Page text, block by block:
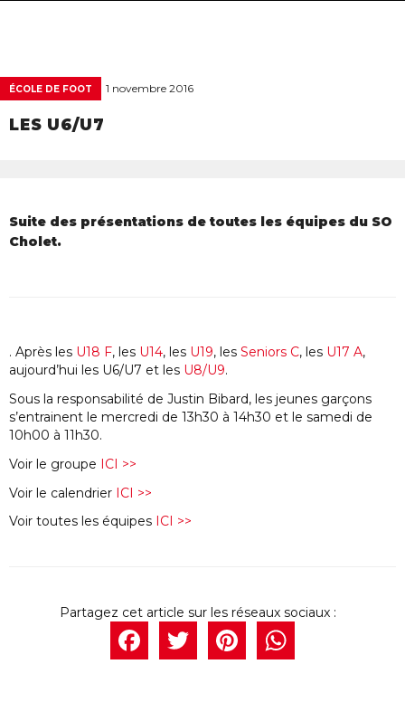
ÉCOLE DE FOOT 1 novembre 2016
LES U6/U7
Suite des présentations de toutes les équipes du SO
Cholet.
. Après les U18 F, les U14, les U19, les Seniors C, les U17 A,
aujourd’hui les U6/U7 et les U8/U9.
Sous la responsabilité de Justin Bibard, les jeunes garçons
s’entrainent le mercredi de 13h30 à 14h30 et le samedi de
10h00 à 11h30.
Voir le groupe ICI >>
Voir le calendrier ICI >>
Voir toutes les équipes ICI >>
Facebook
Twitter